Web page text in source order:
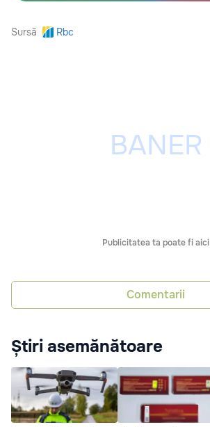
Sursă Rbc
Publicitatea ta poate fi aici
Comentarii
Știri asemănătoare